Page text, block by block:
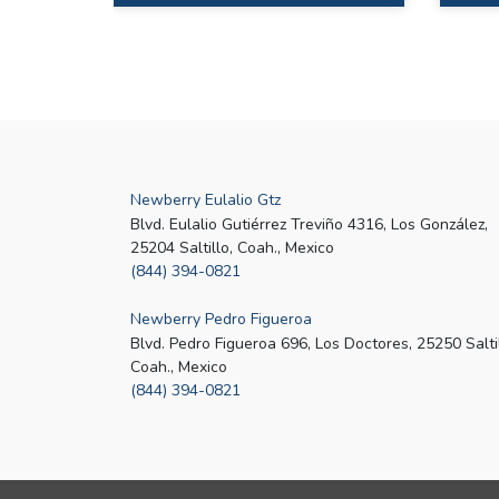
Newberry Eulalio Gtz
Blvd. Eulalio Gutiérrez Treviño 4316, Los González,
25204 Saltillo, Coah., Mexico
(844) 394-0821
Newberry Pedro Figueroa
Blvd. Pedro Figueroa 696, Los Doctores, 25250
Coah., Mexico
(844) 394-0821